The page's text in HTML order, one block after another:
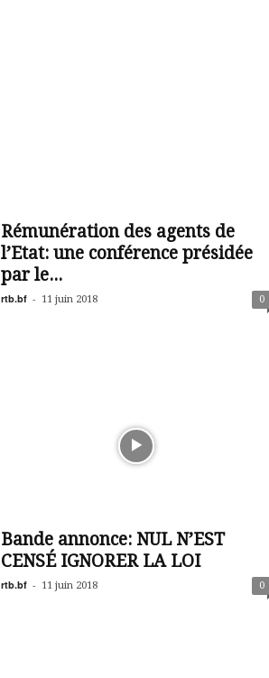
Rémunération des agents de
l’Etat: une conférence présidée
par le...
rtb.bf - 11 juin 2018 0
Bande annonce: NUL N’EST
CENSÉ IGNORER LA LOI
rtb.bf - 11 juin 2018 0